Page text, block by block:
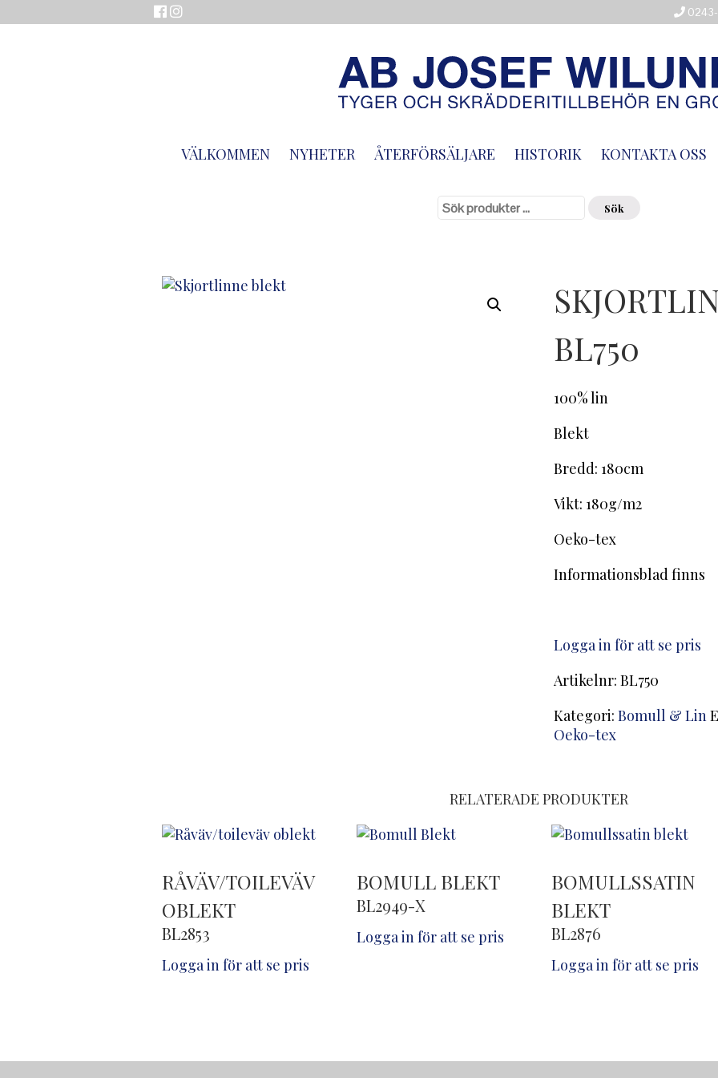
VÄLKOMMEN NYHETER ÅTERFÖRSÄLJARE HISTORIK KONTAKTA OSS
efter:
Sök
BL750
100% lin
Blekt
Bredd: 180cm
Vikt: 180g/m2
Oeko-tex
Informationsblad finns
Logga in för att se pris
Artikelnr: BL750
Kategori: Bomull & Lin
Oeko-tex
RELATERADE PRODUKTER
RÅVÄV/TOILEVÄV
OBLEKT
BL2853
Logga in för att se pris
BOMULL BLEKT
BL2949-X
Logga in för att se pris
BOMULLSSATIN
BLEKT
BL2876
Logga in för att se pris